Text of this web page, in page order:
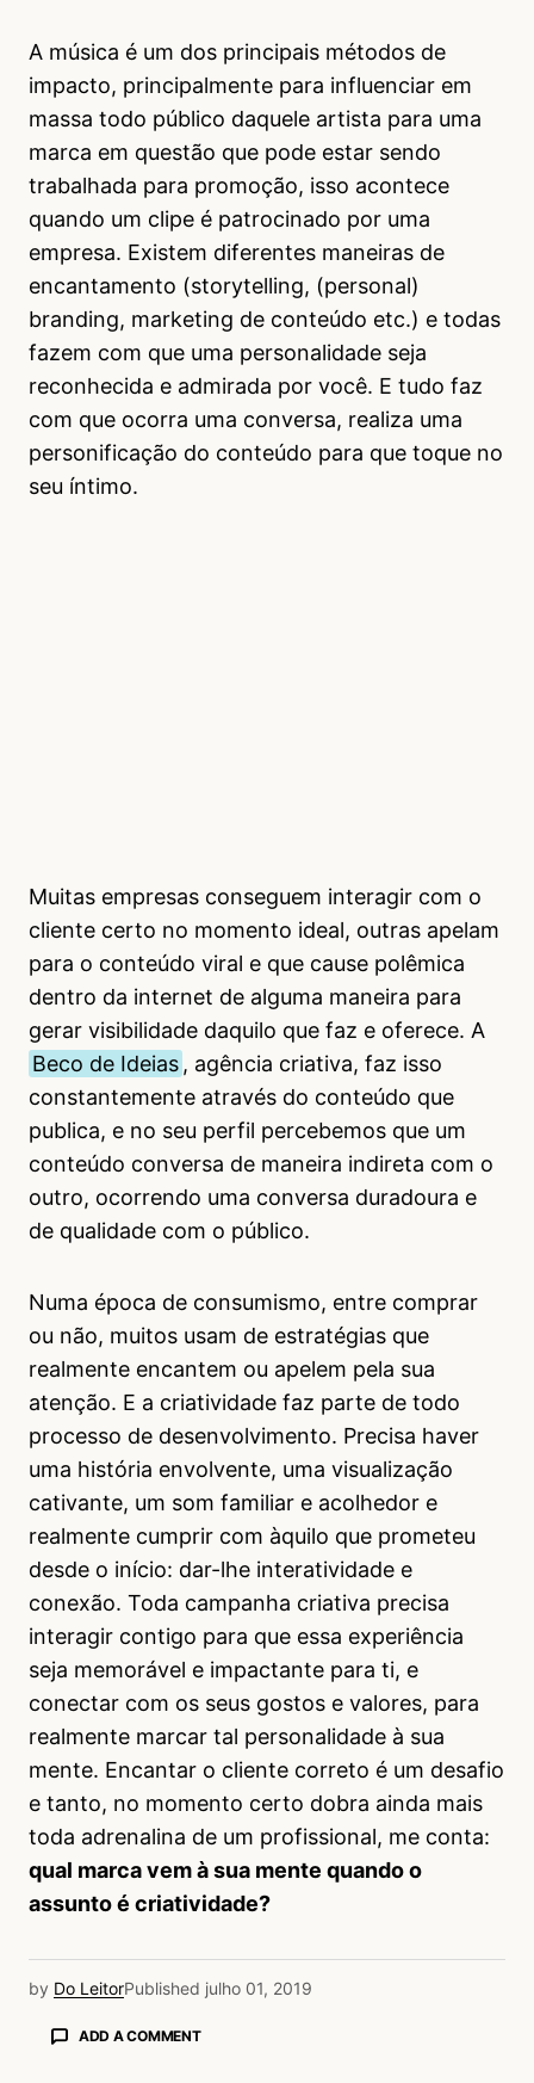
A música é um dos principais métodos de
impacto, principalmente para influenciar em
massa todo público daquele artista para uma
marca em questão que pode estar sendo
trabalhada para promoção, isso acontece
quando um clipe é patrocinado por uma
empresa. Existem diferentes maneiras de
encantamento (storytelling, (personal)
branding, marketing de conteúdo etc.) e todas
fazem com que uma personalidade seja
reconhecida e admirada por você. E tudo faz
com que ocorra uma conversa, realiza uma
personificação do conteúdo para que toque no
seu íntimo.
Muitas empresas conseguem interagir com o
cliente certo no momento ideal, outras apelam
para o conteúdo viral e que cause polêmica
dentro da internet de alguma maneira para
gerar visibilidade daquilo que faz e oferece. A
Beco de Ideias, agência criativa, faz isso
constantemente através do conteúdo que
publica, e no seu perfil percebemos que um
conteúdo conversa de maneira indireta com o
outro, ocorrendo uma conversa duradoura e
de qualidade com o público.
Numa época de consumismo, entre comprar
ou não, muitos usam de estratégias que
realmente encantem ou apelem pela sua
atenção. E a criatividade faz parte de todo
processo de desenvolvimento. Precisa haver
uma história envolvente, uma visualização
cativante, um som familiar e acolhedor e
realmente cumprir com àquilo que prometeu
desde o início: dar-lhe interatividade e
conexão. Toda campanha criativa precisa
interagir contigo para que essa experiência
seja memorável e impactante para ti, e
conectar com os seus gostos e valores, para
realmente marcar tal personalidade à sua
mente. Encantar o cliente correto é um desafio
e tanto, no momento certo dobra ainda mais
toda adrenalina de um profissional, me conta:
qual marca vem à sua mente quando o
assunto é criatividade?
by Do LeitorPublished julho 01, 2019
ADD A COMMENT